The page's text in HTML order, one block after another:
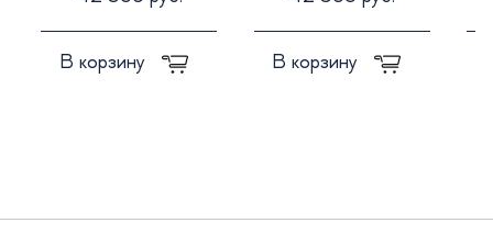
В корзину В корзину